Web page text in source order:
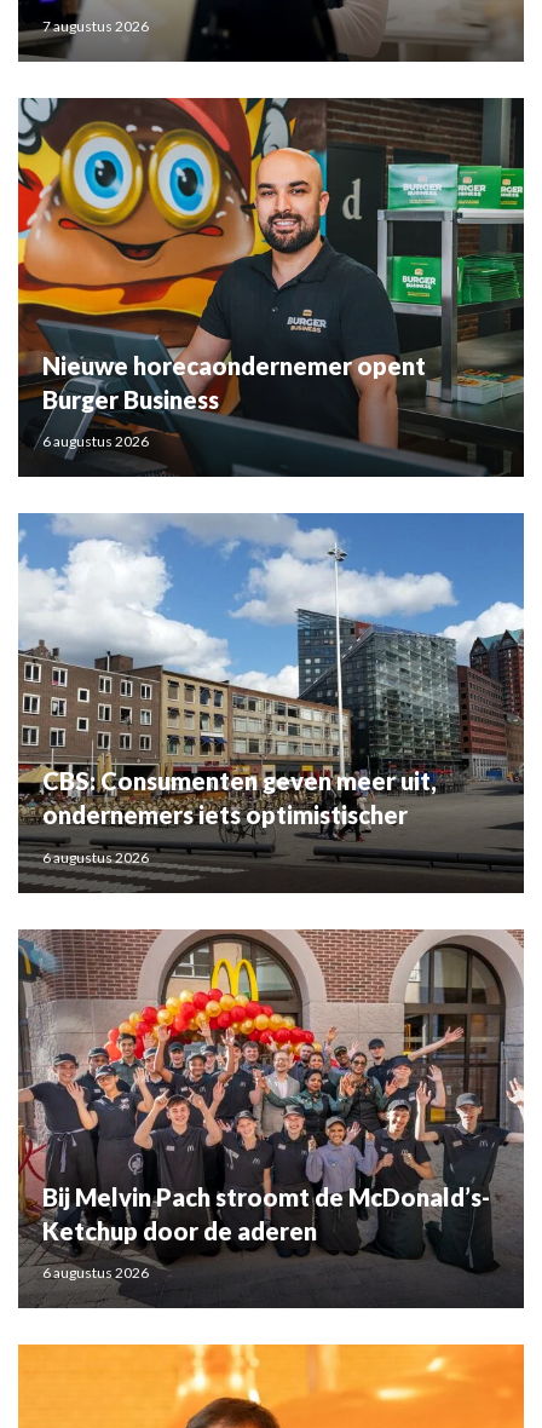
7 augustus 2026
Nieuwe horecaondernemer opent
Burger Business
6 augustus 2026
CBS: Consumenten geven meer uit,
ondernemers iets optimistischer
6 augustus 2026
Bij Melvin Pach stroomt de McDonald’s-
Ketchup door de aderen
6 augustus 2026